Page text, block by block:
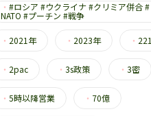
・ #ロシア #ウクライナ #クリミア併合 #
NATO #プーチン #戦争
・ 2021年 ・ 2023年 ・ 221
・ 2pac ・ 3s政策 ・ 3密
・ 5時以降営業 ・ 70億